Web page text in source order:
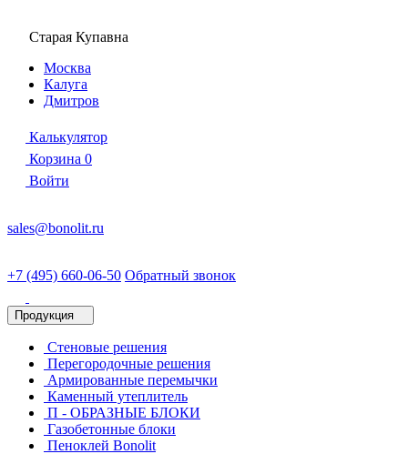
Старая Купавна
Москва
Калуга
Дмитров
Калькулятор
Корзина 0
Войти
sales@bonolit.ru
+7 (495) 660-06-50 Обратный звонок
Продукция
Стеновые решения
Перегородочные решения
Армированные перемычки
Каменный утеплитель
П - ОБРАЗНЫЕ БЛОКИ
Газобетонные блоки
Пеноклей Bonolit